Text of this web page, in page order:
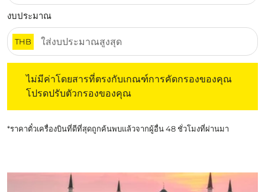
งบประมาณ
THB
ไม่มีค่าโดยสารที่ตรงกับเกณฑ์การคัดกรองของคุณ
โปรดปรับตัวกรองของคุณ
*ราคาตั๋วเครื่องบินที่ดีที่สุดถูกค้นพบแล้วจากผู้อื่น 48 ชั่วโมงที่ผ่านมา